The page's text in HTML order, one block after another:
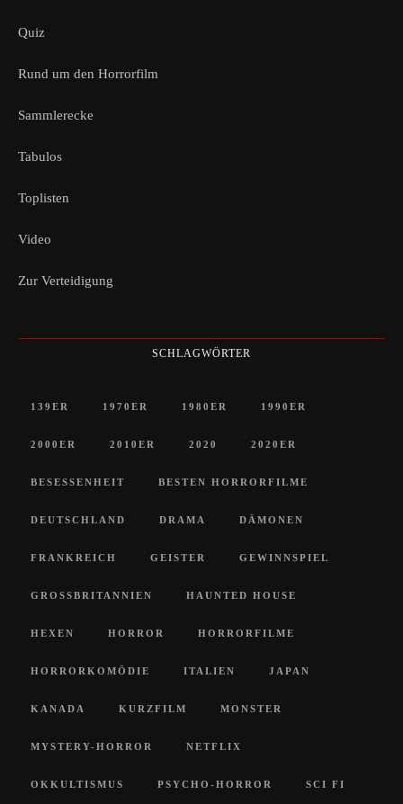
Quiz
Rund um den Horrorfilm
Sammlerecke
Tabulos
Toplisten
Video
Zur Verteidigung
SCHLAGWÖRTER
139ER 1970ER 1980ER 1990ER
2000ER 2010ER 2020 2020ER
BESESSENHEIT BESTEN HORRORFILME
DEUTSCHLAND DRAMA DÄMONEN
FRANKREICH GEISTER GEWINNSPIEL
GROSSBRITANNIEN HAUNTED HOUSE
HEXEN HORROR HORRORFILME
HORRORKOMÖDIE ITALIEN JAPAN
KANADA KURZFILM MONSTER
MYSTERY-HORROR NETFLIX
OKKULTISMUS PSYCHO-HORROR SCI FI